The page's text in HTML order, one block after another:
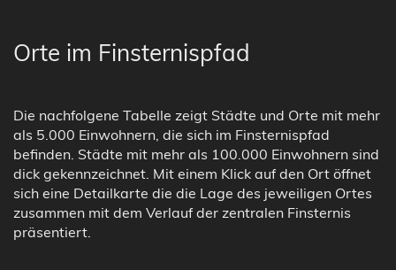
Orte im Finsternispfad
Die nachfolgene Tabelle zeigt Städte und Orte mit mehr
als 5.000 Einwohnern, die sich im Finsternispfad
befinden. Städte mit mehr als 100.000 Einwohnern sind
dick gekennzeichnet. Mit einem Klick auf den Ort öffnet
sich eine Detailkarte die die Lage des jeweiligen Ortes
zusammen mit dem Verlauf der zentralen Finsternis
präsentiert.